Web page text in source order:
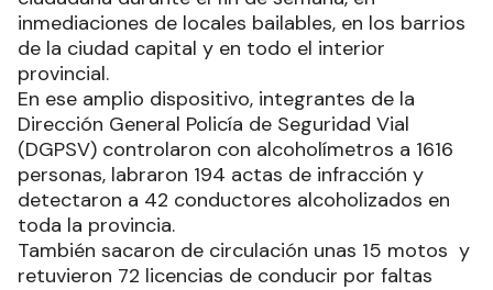
inmediaciones de locales bailables, en los barrios
de la ciudad capital y en todo el interior
provincial.
En ese amplio dispositivo, integrantes de la
Dirección General Policía de Seguridad Vial
(DGPSV) controlaron con alcoholímetros a 1616
personas, labraron 194 actas de infracción y
detectaron a 42 conductores alcoholizados en
toda la provincia.
También sacaron de circulación unas 15 motos y
retuvieron 72 licencias de conducir por faltas